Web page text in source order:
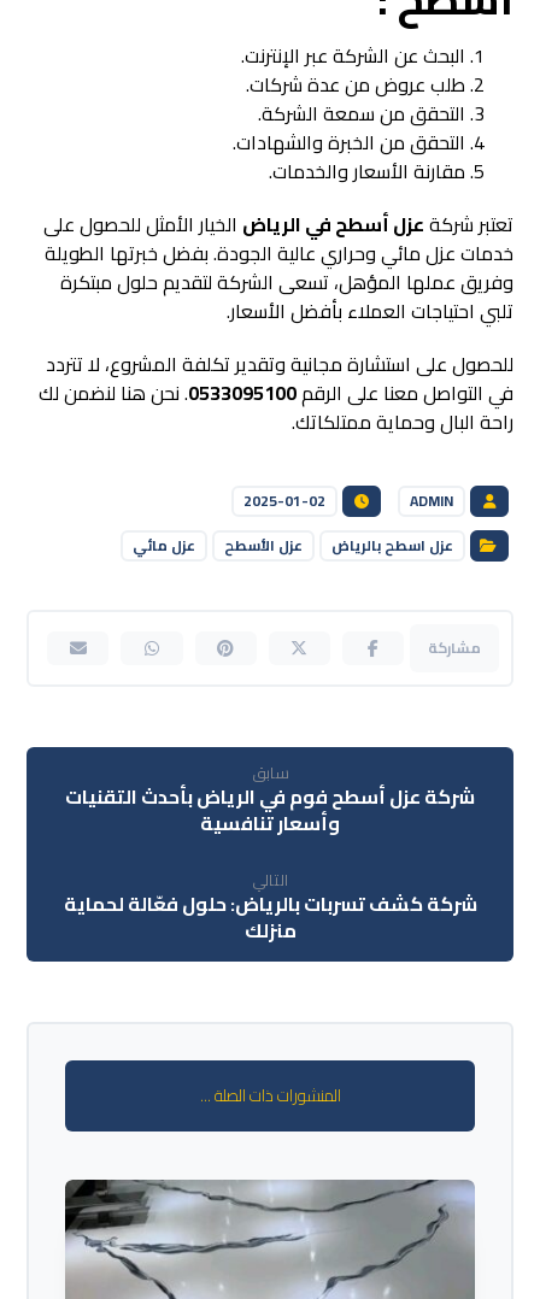
البحث عن الشركة عبر الإنترنت.
طلب عروض من عدة شركات.
التحقق من سمعة الشركة.
التحقق من الخبرة والشهادات.
مقارنة الأسعار والخدمات.
تعتبر شركةعزل أسطح في الرياض الخيار الأمثل للحصول على
خدمات عزل مائي وحراري عالية الجودة. بفضل خبرتها الطويلة
وفريق عملها المؤهل، تسعى الشركة لتقديم حلول مبتكرة
تلبي احتياجات العملاء بأفضل الأسعار.
للحصول على استشارة مجانية وتقدير تكلفة المشروع، لا تتردد
في التواصل معنا على الرقم0533095100. نحن هنا لنضمن لك
راحة البال وحماية ممتلكاتك.
ADMIN
2025-01-02
عزل اسطح بالرياض
عزل الأسطح عزل مائي
سابق
شركة عزل أسطح فوم في الرياض بأحدث التقنيات
وأسعار تنافسية
التالي
شركة كشف تسربات بالرياض: حلول فعّالة لحماية
منزلك
المنشورات ذات الصلة ...